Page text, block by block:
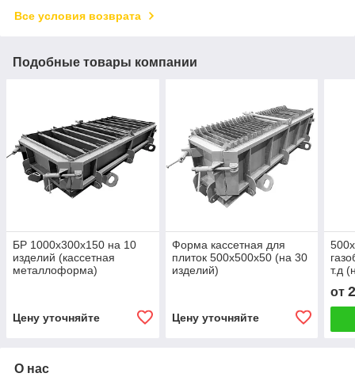
Все условия возврата
Подобные товары компании
БР 1000х300х150 на 10
изделий (кассетная
металлоформа)
Цену уточняйте
Форма кассетная для
плиток 500х500х50 (на 30
изделий)
Цену уточняйте
т.д
от
О нас